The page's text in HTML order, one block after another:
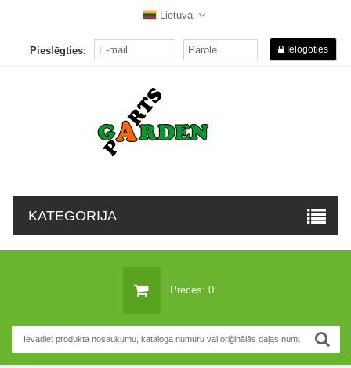
Lietuva
Pieslēgties: Ielogoties
KATEGORIJA
Preces: 0